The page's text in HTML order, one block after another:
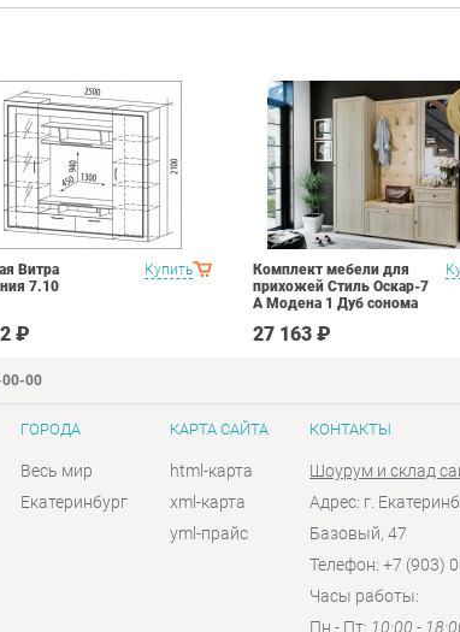
Купить
Витра
7.10
₽
Комплект мебели для
прихожей Стиль Оскар-7
А Модена 1 Дуб сонома
27 163 ₽
00-00
ГОРОДА
Весь мир
Екатеринбург
КАРТА САЙТА
html-карта
xml-карта
yml-прайс
КОНТАКТЫ
Шоурум и склад
Адрес: г.
Базовый, 47
Телефон: +7 (903)
Часы работы:
Пн - Пт: 10:00 -